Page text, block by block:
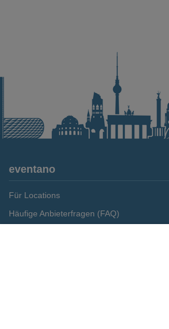
eventano
Für Locations
Häufige Anbieterfragen (FAQ)